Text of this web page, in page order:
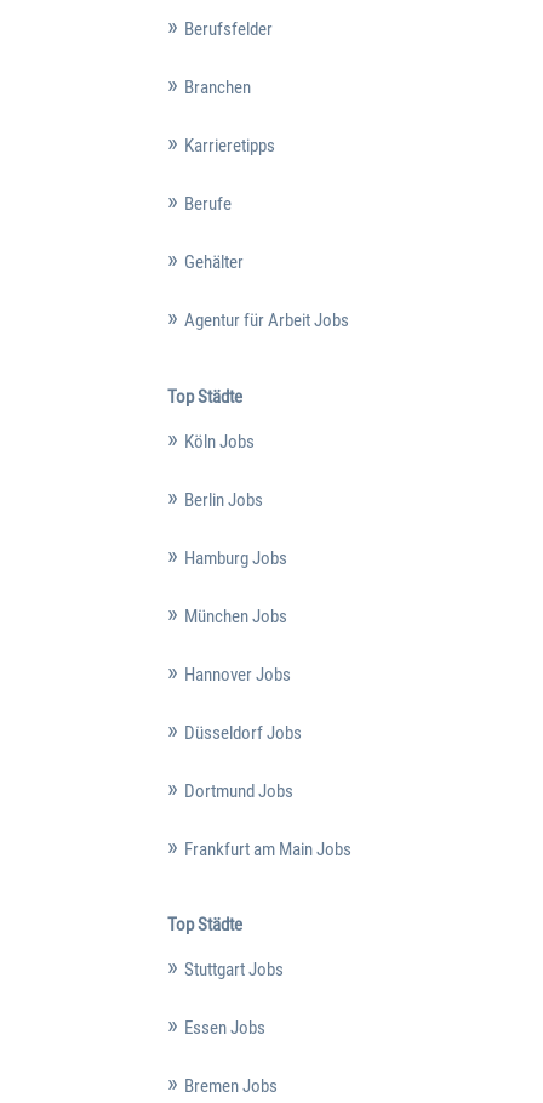
Berufsfelder
Branchen
Karrieretipps
Berufe
Gehälter
Agentur für Arbeit Jobs
Top Städte
Köln Jobs
Berlin Jobs
Hamburg Jobs
München Jobs
Hannover Jobs
Düsseldorf Jobs
Dortmund Jobs
Frankfurt am Main Jobs
Top Städte
Stuttgart Jobs
Essen Jobs
Bremen Jobs